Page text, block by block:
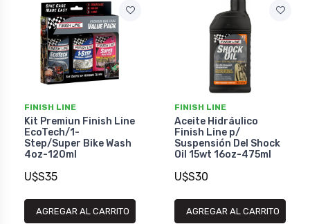
FINISH LINE
Kit Premiun Finish Line
EcoTech/1-
Step/Super Bike Wash
4oz-120ml
U$S35
AGREGAR AL CARRITO
FINISH LINE
Aceite Hidráulico
Finish Line p/
Suspensión Del Shock
Oil 15wt 16oz-475ml
U$S30
AGREGAR AL CARRITO